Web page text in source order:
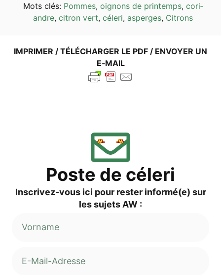
Mots clés: Pom­mes, oignons de prin­temps, cori­
and­re, citron vert, céle­ri, asper­ges, Citrons
IMPRI­MER / TÉLÉ­CHAR­GER LE PDF / ENVOY­ER UN
E‑MAIL
Pos­te de céleri
Inscri­vez-vous ici pour res­ter informé(e) sur
les sujets AW :